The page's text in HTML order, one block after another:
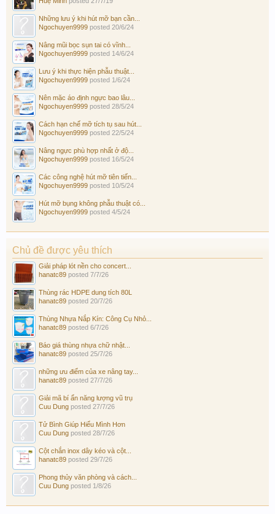
Những lưu ý khi hút mỡ bạn cần...
Ngochuyen9999 posted 20/6/24
Nâng mũi bọc sụn tai có vĩnh...
Ngochuyen9999 posted 14/6/24
Lưu ý khi thực hiện phẫu thuật...
Ngochuyen9999 posted 1/6/24
Nên mặc áo định ngực bao lâu...
Ngochuyen9999 posted 28/5/24
Cách hạn chế mỡ tích tụ sau hút...
Ngochuyen9999 posted 22/5/24
Nâng ngực phù hợp nhất ở độ...
Ngochuyen9999 posted 16/5/24
Các công nghệ hút mỡ tiên tiến...
Ngochuyen9999 posted 10/5/24
Hút mỡ bụng không phẫu thuật có...
Ngochuyen9999 posted 4/5/24
Chủ đề được yêu thích
Giải pháp lót nền cho concert...
hanatc89 posted 7/7/26
Thùng rác HDPE dung tích 80L
hanatc89 posted 20/7/26
Thùng Nhựa Nắp Kín: Công Cụ Nhỏ...
hanatc89 posted 6/7/26
Báo giá thùng nhựa chữ nhật...
hanatc89 posted 25/7/26
những ưu điểm của xe nâng tay...
hanatc89 posted 27/7/26
Giải mã bí ẩn năng lượng vũ trụ
Cuu Dung posted 27/7/26
Tử Bình Giúp Hiểu Mình Hơn
Cuu Dung posted 28/7/26
Cột chắn inox dây kéo và cột...
hanatc89 posted 29/7/26
Phong thủy văn phòng và cách...
Cuu Dung posted 1/8/26